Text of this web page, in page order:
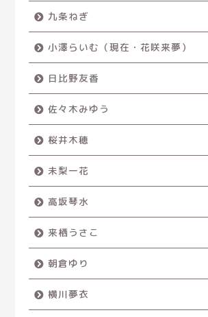
九条ねぎ
小澤らいむ（現在・花咲来夢）
日比野友香
佐々木みゆう
桜井木穂
未梨一花
高坂琴水
来栖うさこ
朝倉ゆり
横川夢衣